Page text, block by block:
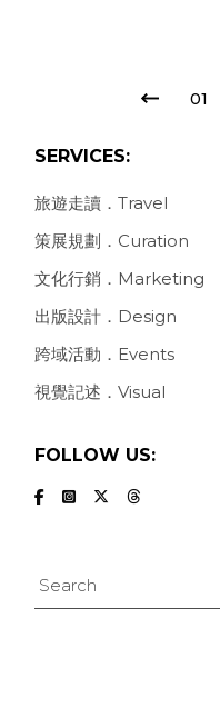
POSTS
01
SERVICES:
旅遊走讀．Travel
策展規劃．Curation
文化行銷．Marketing
出版設計．Design
跨域活動．Events
視覺記述．Visual
FOLLOW US:
Search